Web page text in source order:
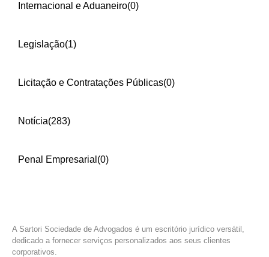
Internacional e Aduaneiro(0)
Legislação(1)
Licitação e Contratações Públicas(0)
Notícia(283)
Penal Empresarial (0)
A Sartori Sociedade de Advogados é um escritório jurídico versátil,
dedicado a fornecer serviços personalizados aos seus clientes
corporativos.